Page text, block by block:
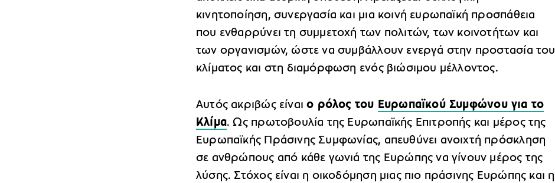
κινητοποίηση, συνεργασία και μια κοινή ευρωπαϊκή προσπάθεια
που ενθαρρύνει τη συμμετοχή των πολιτών, των κοινοτήτων και
των οργανισμών, ώστε να συμβάλλουν ενεργά στην προστασία του
κλίματος και στη διαμόρφωση ενός βιώσιμου μέλλοντος.
Αυτός ακριβώς είναιο ρόλος του Ευρωπαϊκού Συμφώνου για το
Κλίμα. Ως πρωτοβουλία της Ευρωπαϊκής Επιτροπής και μέρος της
Ευρωπαϊκής Πράσινης Συμφωνίας, απευθύνει ανοιχτή πρόσκληση
σε ανθρώπους από κάθε γωνιά της Ευρώπης να γίνουν μέρος της
λύσης. Στόχος είναι η οικοδόμηση μιας πιο πράσινης Ευρώπης και η